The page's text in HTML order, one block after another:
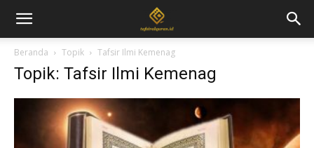
Beranda Topik Tafsir Ilmi Kemenag
Topik: Tafsir Ilmi Kemenag